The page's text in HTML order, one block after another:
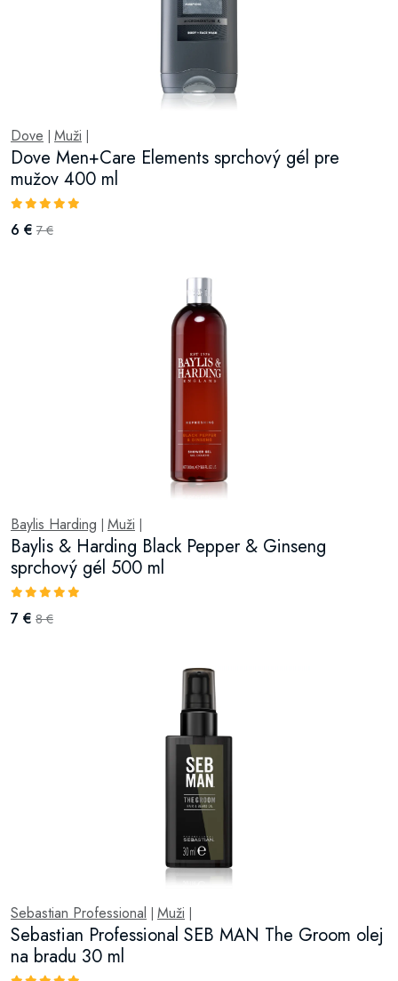
Dove Muži
Dove Men+Care Elements sprchový gél pre
mužov 400 ml
6 € 7 €
Baylis Harding Muži
Baylis & Harding Black Pepper & Ginseng
sprchový gél 500 ml
7 € 8 €
Sebastian Professional Muži
Sebastian Professional SEB MAN The Groom olej
na bradu 30 ml